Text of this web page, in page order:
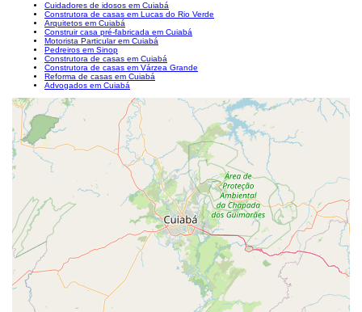
Cuidadores de idosos em Cuiabá
Construtora de casas em Lucas do Rio Verde
Arquitetos em Cuiabá
Construir casa pré-fabricada em Cuiabá
Motorista Particular em Cuiabá
Pedreiros em Sinop
Construtora de casas em Cuiabá
Construtora de casas em Várzea Grande
Reforma de casas em Cuiabá
Advogados em Cuiabá